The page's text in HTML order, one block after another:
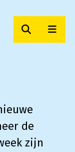
Zoeken
de
zijn